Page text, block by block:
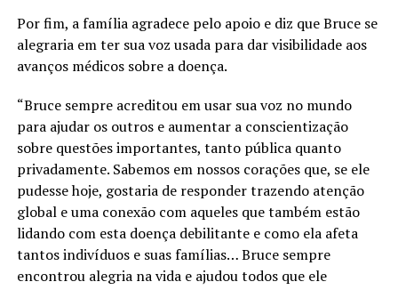
Por fim, a família agradece pelo apoio e diz que Bruce se
alegraria em ter sua voz usada para dar visibilidade aos
avanços médicos sobre a doença.
“Bruce sempre acreditou em usar sua voz no mundo
para ajudar os outros e aumentar a conscientização
sobre questões importantes, tanto pública quanto
privadamente. Sabemos em nossos corações que, se ele
pudesse hoje, gostaria de responder trazendo atenção
global e uma conexão com aqueles que também estão
lidando com esta doença debilitante e como ela afeta
tantos indivíduos e suas famílias… Bruce sempre
encontrou alegria na vida e ajudou todos que ele